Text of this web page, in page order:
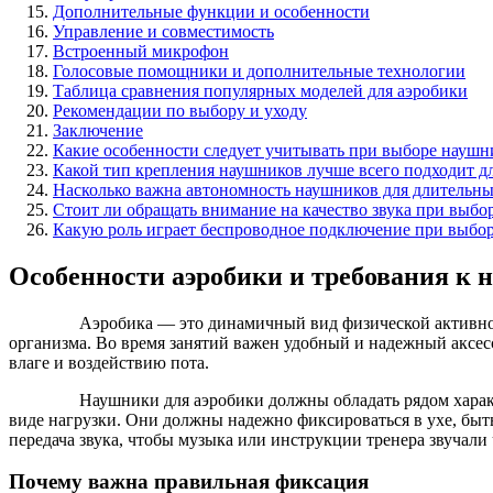
Дополнительные функции и особенности
Управление и совместимость
Встроенный микрофон
Голосовые помощники и дополнительные технологии
Таблица сравнения популярных моделей для аэробики
Рекомендации по выбору и уходу
Заключение
Какие особенности следует учитывать при выборе
Какой тип крепления наушников лучше всего подходит
Насколько важна автономность наушников для
Стоит ли обращать внимание на качество звука при
Какую роль играет беспроводное подключение при
Особенности аэробики и требования к
Аэробика — это динамичный вид физической
организма. Во время занятий важен удобный и надежный
влаге и воздействию пота.
Наушники для аэробики должны обладать рядом
виде нагрузки. Они должны надежно фиксироваться в ухе,
передача звука, чтобы музыка или инструкции тренера
Почему важна правильная фиксация